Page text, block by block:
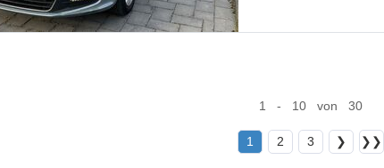
1 - 10 von 30
1 2 3 ❯ ❯❯